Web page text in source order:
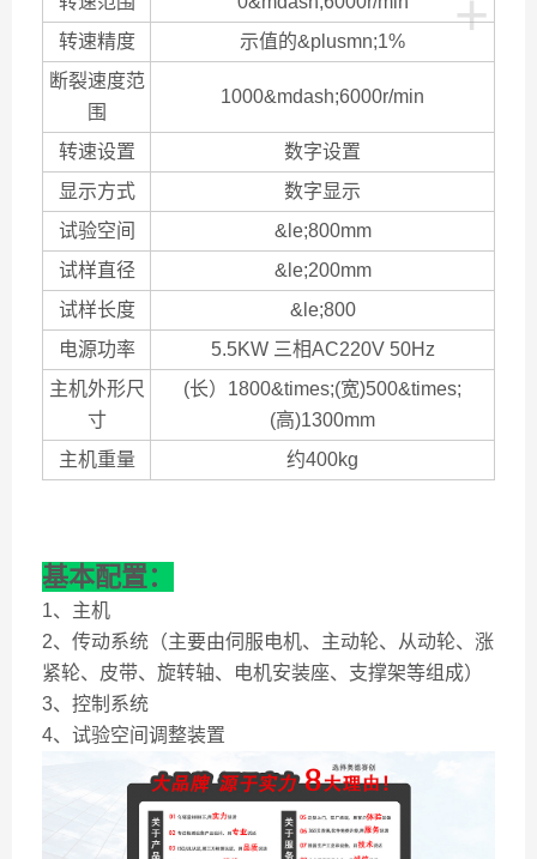
+
转速精度
示值的&plusmn;1%
断裂速度范
围
1000&mdash;6000r/min
转速设置
数字设置
显示方式
数字显示
试验空间
&le;800mm
试样直径
&le;200mm
试样长度
&le;800
电源功率
5.5KW 三相AC220V 50Hz
主机外形尺
寸
(长）1800&times;(宽)500&times;
(高)1300mm
主机重量
约400kg
基本配置：
1、主机
2、传动系统（主要由伺服电机、主动轮、从动轮、涨
紧轮、皮带、旋转轴、电机安装座、支撑架等组成）
3、控制系统
4、试验空间调整装置